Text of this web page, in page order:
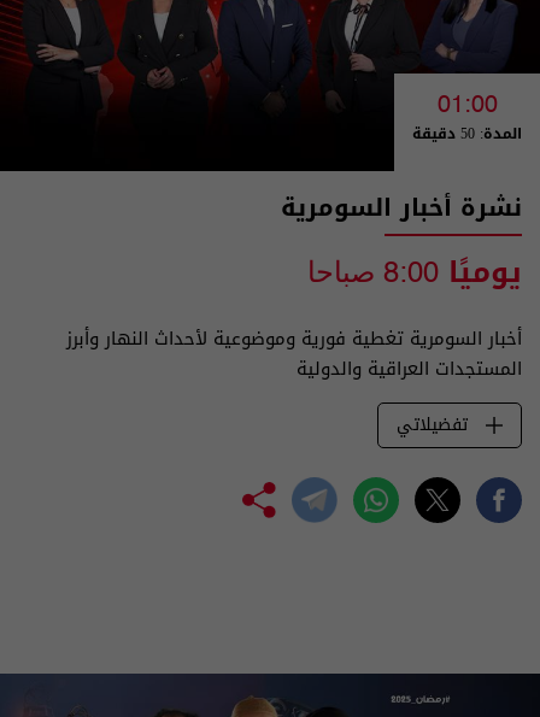
01:00
المدة: 50 دقيقة
نشرة أخبار السومرية
يوميًا 8:00 صباحا
أخبار السومرية تغطية فورية وموضوعية لأحداث النهار وأبرز
المستجدات العراقية والدولية
تفضيلاتي